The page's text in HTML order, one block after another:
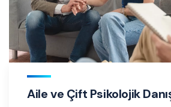
Aile ve Çift Psikolojik